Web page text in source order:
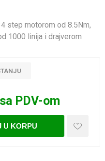
step motorom od 8.5Nm,
1000 linija i drajverom
PDV-om
U KORPU